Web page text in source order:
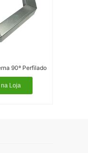
90º Perfilado
Loja